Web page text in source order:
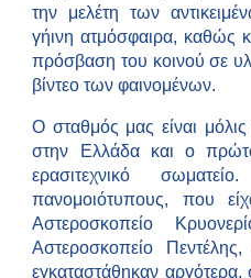
την μελέτη των
γήινη ατμόσφαιρα, καθώς
πρόσβαση του κοινού σε
βίντεο των φαινομένων.
Ο σταθμός μας είναι
στην Ελλάδα και ο
ερασιτεχνικό
πανομοιότυπους, που
Αστεροσκοπείο
Αστεροσκοπείο
εγκαταστάθηκαν